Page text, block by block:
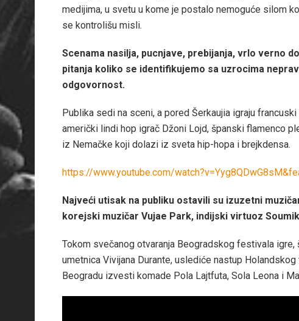
medijima, u svetu u kome je postalo nemoguće silom
se kontrolišu misli.
Scenama nasilja, pucnjave, prebijanja, vrlo verno
pitanja koliko se identifikujemo sa uzrocima
odgovornost.
Publika sedi na sceni, a pored Šerkaujia igraju
američki lindi hop igrač Džoni Lojd, španski flamenco
iz Nemačke koji dolazi iz sveta hip-hopa i brejkdensa.
https://www.youtube.com/
Najveći utisak na publiku ostavili su izuzetni
korejski muzičar Vujae Park, indijski virtuoz
Tokom svečanog otvaranja Beogradskog festivala
umetnica Vivijana Durante, uslediće nastup
Beogradu izvesti komade Pola Lajtfuta, Sola Leona i